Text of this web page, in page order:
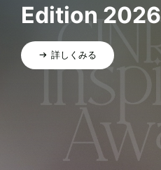
Edition 2026
詳しくみる